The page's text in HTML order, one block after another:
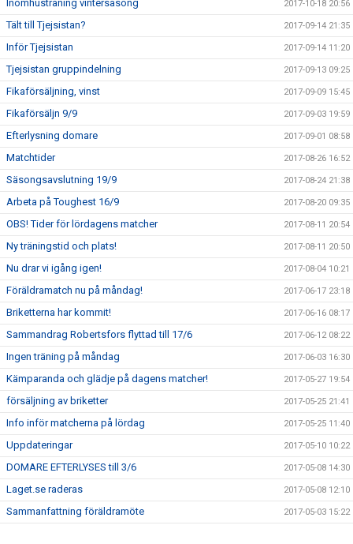
Inomhusträning vintersäsong 2017-10-18 20:56
Tält till Tjejsistan? 2017-09-14 21:35
Inför Tjejsistan 2017-09-14 11:20
Tjejsistan gruppindelning 2017-09-13 09:25
Fikaförsäljning, vinst 2017-09-09 15:45
Fikaförsäljn 9/9 2017-09-03 19:59
Efterlysning domare 2017-09-01 08:58
Matchtider 2017-08-26 16:52
Säsongsavslutning 19/9 2017-08-24 21:38
Arbeta på Toughest 16/9 2017-08-20 09:35
OBS! Tider för lördagens matcher 2017-08-11 20:54
Ny träningstid och plats! 2017-08-11 20:50
Nu drar vi igång igen! 2017-08-04 10:21
Föräldramatch nu på måndag! 2017-06-17 23:18
Briketterna har kommit! 2017-06-16 08:17
Sammandrag Robertsfors flyttad till 17/6 2017-06-12 08:22
Ingen träning på måndag 2017-06-03 16:30
Kämparanda och glädje på dagens matcher! 2017-05-27 19:54
försäljning av briketter 2017-05-25 21:41
Info inför matcherna på lördag 2017-05-25 11:40
Uppdateringar 2017-05-10 10:22
DOMARE EFTERLYSES till 3/6 2017-05-08 14:30
Laget.se raderas 2017-05-08 12:10
Sammanfattning föräldramöte 2017-05-03 15:22